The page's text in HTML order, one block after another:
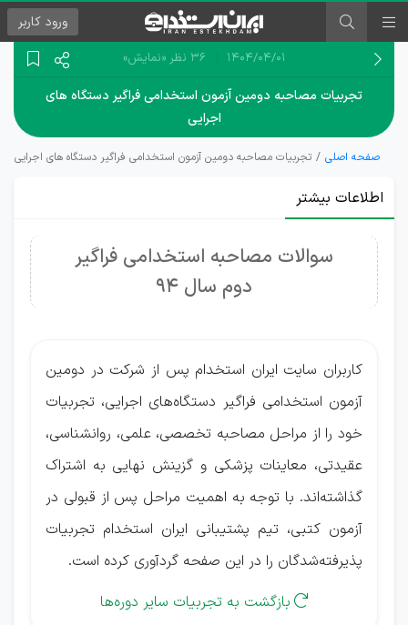
ورود کاربر
۱۴۰۴/۰۴/۰۱ 36 نظر «نمایش»
تجربیات مصاحبه دومین آزمون استخدامی فراگیر دستگاه های
اجرایی
صفحه اصلی تجربیات مصاحبه دومین آزمون استخدامی فراگیر دستگاه های اجرایی
اطلاعات بیشتر
سوالات مصاحبه استخدامی فراگیر
دوم سال 94
کاربران سایت ایران استخدام پس از شرکت در دومین
آزمون استخدامی فراگیر دستگاه‌های اجرایی، تجربیات
خود را از مراحل مصاحبه تخصصی، علمی، روانشناسی،
عقیدتی، معاینات پزشکی و گزینش نهایی به اشتراک
گذاشته‌اند. با توجه به اهمیت مراحل پس از قبولی در
آزمون کتبی، تیم پشتیبانی ایران استخدام تجربیات
پذیرفته‌شدگان را در این صفحه گردآوری کرده است.
 بازگشت به تجربیات سایر دوره‌ها